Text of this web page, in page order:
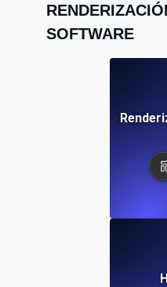
SOFTWARE
Definición de